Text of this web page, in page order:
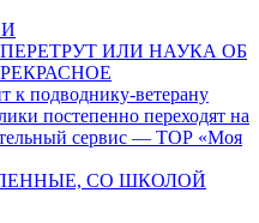
ИЛИ НАУКА ОБ
подводнику-ветерану
постепенно переходят на
сервис — ТОР «Моя
СО ШКОЛОЙ